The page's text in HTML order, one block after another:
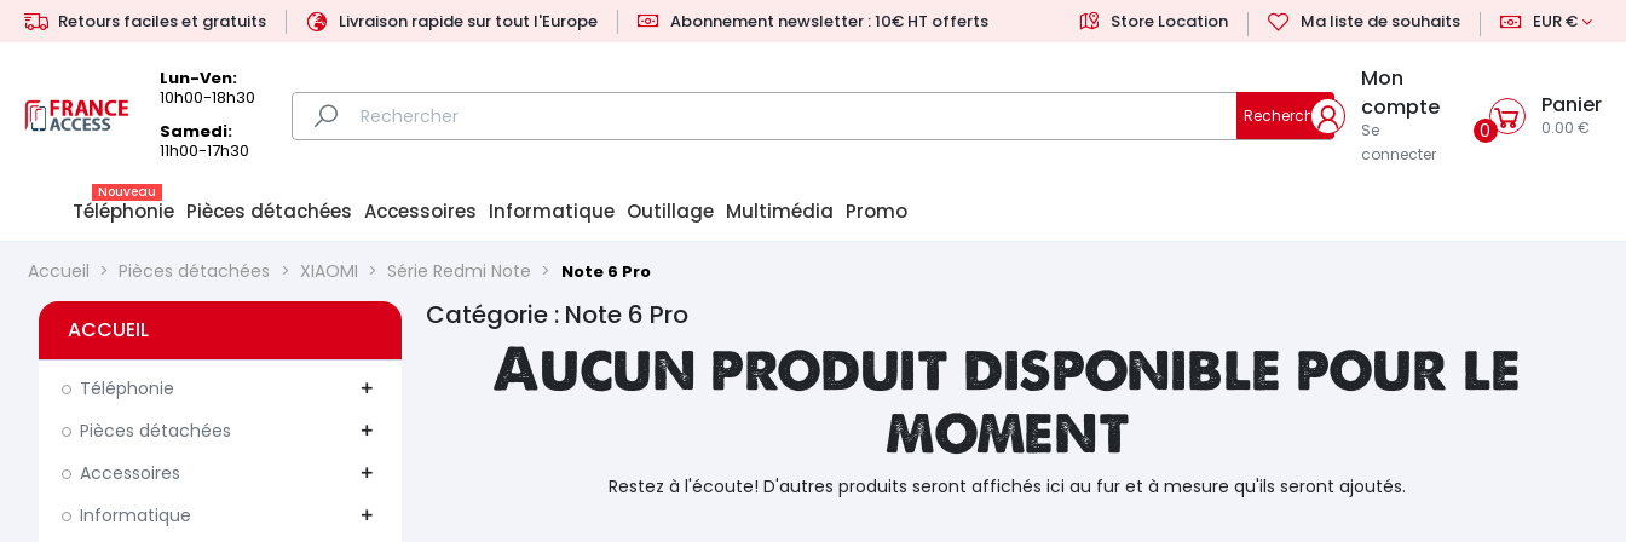
Retours faciles et gratuits Livraison rapide sur tout l'Europe Abonnement newsletter : 10€ HT offerts Store Location Ma liste de souhaits EUR €
Lun-Ven:
10h00-18h30
Samedi:
11h00-17h30
Rechercher
Mon
compte
Se
connecter
0
Panier
0.00 €
Téléphonie
Nouveau
Pièces détachées Accessoires Informatique Outillage Multimédia Promo
Accueil Pièces détachées XIAOMI Série Redmi Note Note 6 Pro
ACCUEIL
Téléphonie add
Pièces détachées add
Accessoires add
Informatique add
Catégorie : Note 6 Pro
Aucun produit disponible pour le
moment
Restez à l'écoute! D'autres produits seront affichés ici au fur et à mesure qu'ils seront ajoutés.